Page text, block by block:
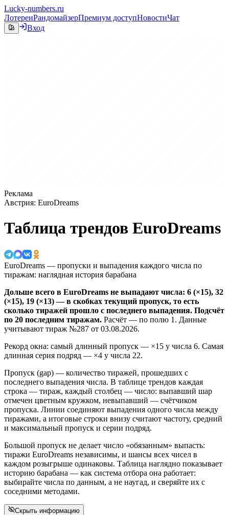
Lucky-numbers.ru
ЛотереиРандомайзерПремиум доступНовостиЧат
Вход
Реклама
Австрия: EuroDreams
Таблица трендов EuroDreams
EuroDreams — пропуски и выпадения каждого числа по
тиражам: наглядная история барабана
Дольше всего в EuroDreams не выпадают числа: 6 (×15), 32
(×15), 19 (×13) — в скобках текущий пропуск, то есть
сколько тиражей прошло с последнего выпадения. Подсчёт
по 20 последним тиражам. Расчёт — по полю 1. Данные
учитывают тираж №287 от 03.08.2026.
Рекорд окна: самый длинный пропуск — ×15 у числа 6. Самая
длинная серия подряд — ×4 у числа 22.
Пропуск (gap) — количество тиражей, прошедших с
последнего выпадения числа. В таблице трендов каждая
строка — тираж, каждый столбец — число: выпавший шар
отмечен цветным кружком, невыпавший — счётчиком
пропуска. Линии соединяют выпадения одного числа между
тиражами, а итоговые строки внизу считают частоту, средний
и максимальный пропуск и серии подряд.
Большой пропуск не делает число «обязанным» выпасть:
тиражи EuroDreams независимы, и шансы всех чисел в
каждом розыгрыше одинаковы. Таблица наглядно показывает
историю барабана — как система отбора она работает:
выбирайте числа по данным, а не наугад, и сверяйте их с
соседними методами.
Скрыть информацию